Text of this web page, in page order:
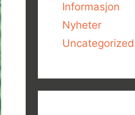
Informasjon
Nyheter
Uncategorized